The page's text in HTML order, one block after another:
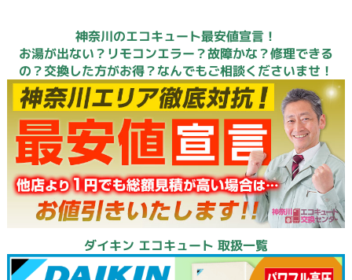
神奈川のエコキュート最安値宣言！
お湯が出ない？リモコンエラー？故障かな？修理できる
の？交換した方がお得？なんでもご相談くださいませ！
ダイキン エコキュート 取扱一覧